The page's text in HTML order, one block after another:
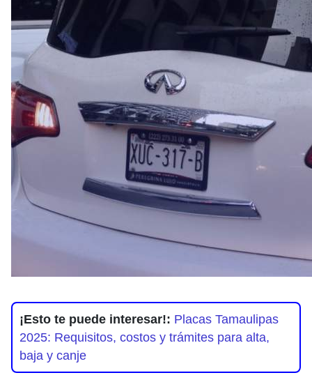
¡Esto te puede interesar!: Placas Tamaulipas
2025: Requisitos, costos y trámites para alta,
baja y canje